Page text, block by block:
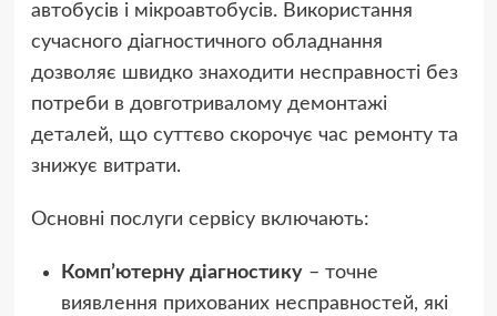
автобусів і мікроавтобусів. Використання
сучасного діагностичного обладнання
дозволяє швидко знаходити несправності без
потреби в довготривалому демонтажі
деталей, що суттєво скорочує час ремонту та
знижує витрати.
Основні послуги сервісу включають:
Комп’ютерну діагностику– точне
виявлення прихованих несправностей, які